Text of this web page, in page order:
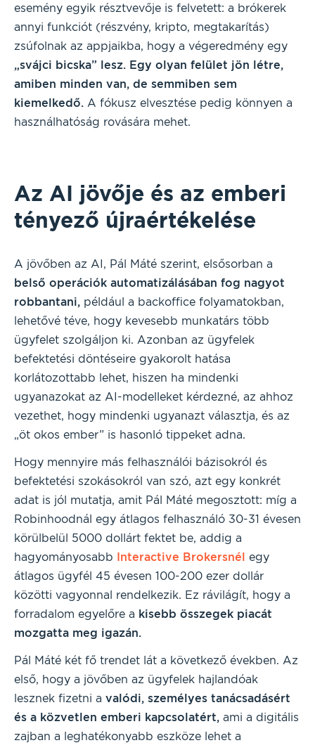
esemény egyik résztvevője is felvetett: a brókerek
annyi funkciót (részvény, kripto, megtakarítás)
zsúfolnak az appjaikba, hogy a végeredmény egy
„svájci bicska” lesz. Egy olyan felület jön létre,
amiben minden van, de semmiben sem
kiemelkedő. A fókusz elvesztése pedig könnyen a
használhatóság rovására mehet.
Az AI jövője és az emberi
tényező újraértékelése
A jövőben az AI, Pál Máté szerint, elsősorban a
belső operációk automatizálásában fog nagyot
robbantani, például a backoffice folyamatokban,
lehetővé téve, hogy kevesebb munkatárs több
ügyfelet szolgáljon ki. Azonban az ügyfelek
befektetési döntéseire gyakorolt hatása
korlátozottabb lehet, hiszen ha mindenki
ugyanazokat az AI-modelleket kérdezné, az ahhoz
vezethet, hogy mindenki ugyanazt választja, és az
„öt okos ember” is hasonló tippeket adna.
Hogy mennyire más felhasználói bázisokról és
befektetési szokásokról van szó, azt egy konkrét
adat is jól mutatja, amit Pál Máté megosztott: míg a
Robinhoodnál egy átlagos felhasználó 30-31 évesen
körülbelül 5000 dollárt fektet be, addig a
hagyományosabb Interactive Brokersnél egy
átlagos ügyfél 45 évesen 100-200 ezer dollár
közötti vagyonnal rendelkezik. Ez rávilágít, hogy a
forradalom egyelőre a kisebb összegek piacát
mozgatta meg igazán.
Pál Máté két fő trendet lát a következő években. Az
első, hogy a jövőben az ügyfelek hajlandóak
lesznek fizetni a valódi, személyes tanácsadásért
és a közvetlen emberi kapcsolatért, ami a digitális
zajban a leghatékonyabb eszköze lehet a